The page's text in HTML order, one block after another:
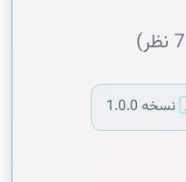
نسخه 1.0.0